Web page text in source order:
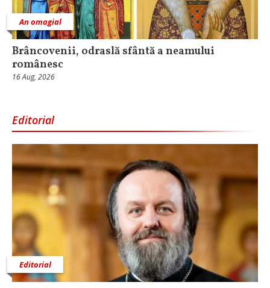
An omagial
Brâncovenii, odraslă sfântă a neamului
românesc
16 Aug, 2026
Editorial
Editorial